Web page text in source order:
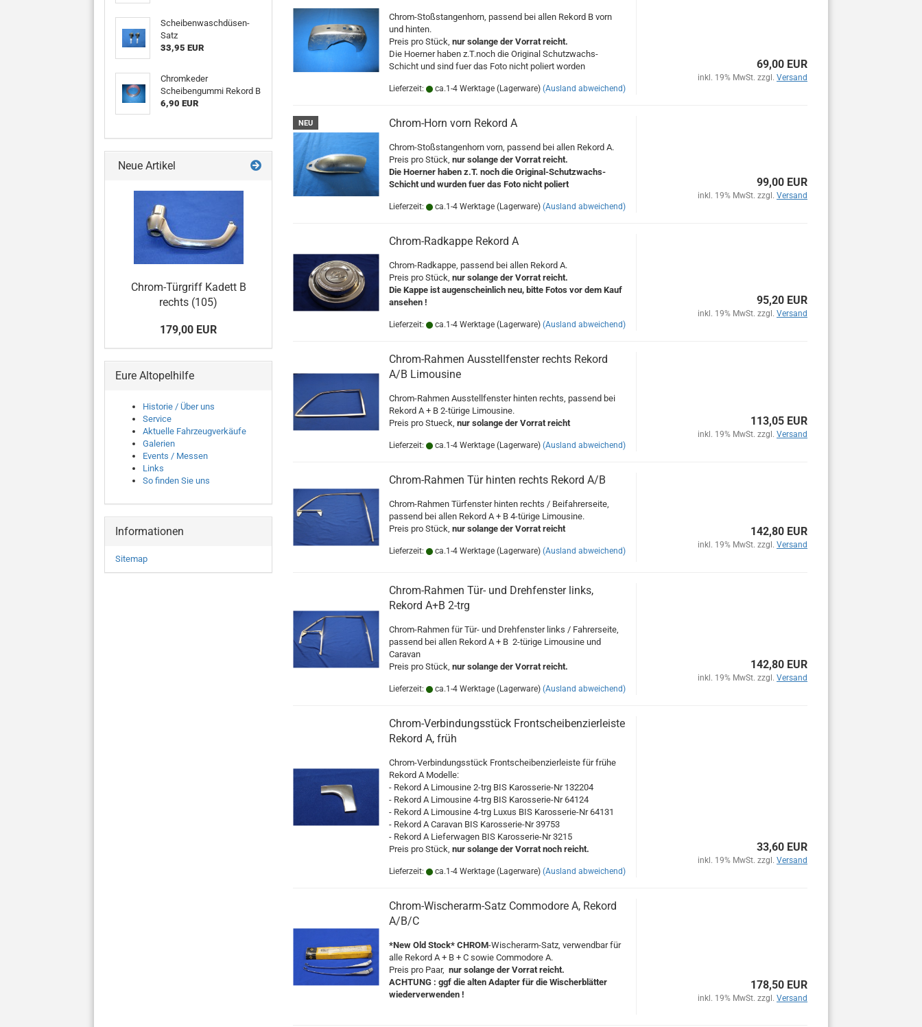
Chrom-Stoßstangenhorn, passend bei allen Rekord B vorn
und hinten.
Preis pro Stück, nur solange der Vorrat reicht.
Die Hoerner haben z.T.noch die Original Schutzwachs-
Schicht und sind fuer das Foto nicht poliert worden
Lieferzeit: ca.1-4 Werktage (Lagerware) (Ausland abweichend)
69,00 EUR
inkl. 19% MwSt. zzgl. Versand
NEU Chrom-Horn vorn Rekord A
Chrom-Stoßstangenhorn vorn, passend bei allen Rekord A.
Preis pro Stück, nur solange der Vorrat reicht.
Die Hoerner haben z.T. noch die Original-Schutzwachs-
Schicht und wurden fuer das Foto nicht poliert
Lieferzeit: ca.1-4 Werktage (Lagerware) (Ausland abweichend)
99,00 EUR
inkl. 19% MwSt. zzgl. Versand
Chrom-Radkappe Rekord A
Chrom-Radkappe, passend bei allen Rekord A.
Preis pro Stück, nur solange der Vorrat reicht.
Die Kappe ist augenscheinlich neu, bitte Fotos vor dem Kauf
ansehen !
Lieferzeit: ca.1-4 Werktage (Lagerware) (Ausland abweichend)
95,20 EUR
inkl. 19% MwSt. zzgl. Versand
Chrom-Rahmen Ausstellfenster rechts Rekord
A/B Limousine
Chrom-Rahmen Ausstellfenster hinten rechts, passend bei
Rekord A + B 2-türige Limousine.
Preis pro Stueck, nur solange der Vorrat reicht
Lieferzeit: ca.1-4 Werktage (Lagerware) (Ausland abweichend)
113,05 EUR
inkl. 19% MwSt. zzgl. Versand
Chrom-Rahmen Tür hinten rechts Rekord A/B
Chrom-Rahmen Türfenster hinten rechts / Beifahrerseite,
passend bei allen Rekord A + B 4-türige Limousine.
Preis pro Stück, nur solange der Vorrat reicht
Lieferzeit: ca.1-4 Werktage (Lagerware) (Ausland abweichend)
142,80 EUR
inkl. 19% MwSt. zzgl. Versand
Chrom-Rahmen Tür- und Drehfenster links,
Rekord A+B 2-trg
Chrom-Rahmen für Tür- und Drehfenster links / Fahrerseite,
passend bei allen Rekord A + B 2-türige Limousine und
Caravan
Preis pro Stück, nur solange der Vorrat reicht.
Lieferzeit: ca.1-4 Werktage (Lagerware) (Ausland abweichend)
142,80 EUR
inkl. 19% MwSt. zzgl. Versand
Chrom-Verbindungsstück Frontscheibenzierleiste
Rekord A, früh
Chrom-Verbindungsstück Frontscheibenzierleiste für frühe
Rekord A Modelle:
- Rekord A Limousine 2-trg BIS Karosserie-Nr 132204
- Rekord A Limousine 4-trg BIS Karosserie-Nr 64124
- Rekord A Limousine 4-trg Luxus BIS Karosserie-Nr 64131
- Rekord A Caravan BIS Karosserie-Nr 39753
- Rekord A Lieferwagen BIS Karosserie-Nr 3215
Preis pro Stück, nur solange der Vorrat noch reicht.
Lieferzeit: ca.1-4 Werktage (Lagerware) (Ausland abweichend)
33,60 EUR
inkl. 19% MwSt. zzgl. Versand
Chrom-Wischerarm-Satz Commodore A, Rekord
A/B/C
*New Old Stock* CHROM-Wischerarm-Satz, verwendbar für
alle Rekord A + B + C sowie Commodore A.
Preis pro Paar, nur solange der Vorrat reicht.
ACHTUNG : ggf die alten Adapter für die Wischerblätter
wiederverwenden !
178,50 EUR
inkl. 19% MwSt. zzgl. Versand
Scheibenwaschdüsen-
Satz
33,95 EUR
Chromkeder
Scheibengummi Rekord B
6,90 EUR
Neue Artikel
Chrom-Türgriff Kadett B
rechts (105)
179,00 EUR
Eure Altopelhilfe
Historie / Über uns
Service
Aktuelle Fahrzeugverkäufe
Galerien
Events / Messen
Links
So finden Sie uns
Informationen
Sitemap